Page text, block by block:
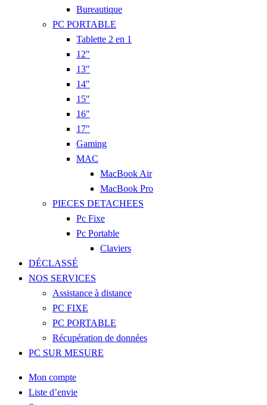
Bureautique
PC PORTABLE
Tablette 2 en 1
12″
13″
14″
15″
16″
17″
Gaming
MAC
MacBook Air
MacBook Pro
PIECES DETACHEES
Pc Fixe
Pc Portable
Claviers
DÉCLASSÉ
NOS SERVICES
Assistance à distance
PC FIXE
PC PORTABLE
Récupération de données
PC SUR MESURE
Mon compte
Liste d’envie